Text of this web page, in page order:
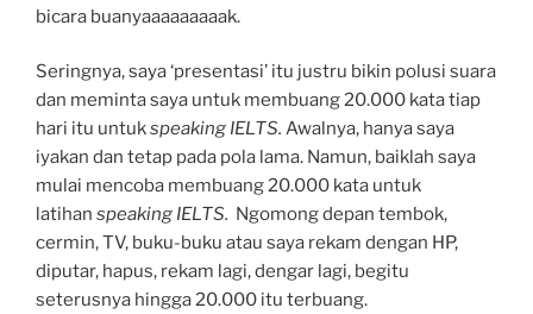
bicara buanyaaaaaaaaak.
Seringnya, saya ‘presentasi’ itu justru bikin polusi suara
dan meminta saya untuk membuang 20.000 kata tiap
hari itu untukspeaking IELTS. Awalnya, hanya saya
iyakan dan tetap pada pola lama. Namun, baiklah saya
mulai mencoba membuang 20.000 kata untuk
latihan speaking IELTS. Ngomong depan tembok,
cermin, TV, buku-buku atau saya rekam dengan HP,
diputar, hapus, rekam lagi, dengar lagi, begitu
seterusnya hingga 20.000 itu terbuang.